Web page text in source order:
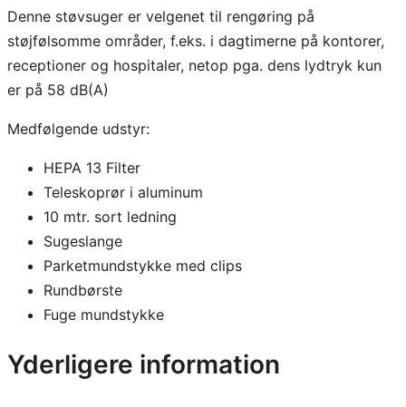
v
Denne støvsuger er velgenet til rengøring på
støjfølsomme områder, f.eks. i dagtimerne på kontorer,
receptioner og hospitaler, netop pga. dens lydtryk kun
er på 58 dB(A)
Medfølgende udstyr:
HEPA 13 Filter
Teleskoprør i aluminum
10 mtr. sort ledning
Sugeslange
Parketmundstykke med clips
Rundbørste
Fuge mundstykke
Yderligere information